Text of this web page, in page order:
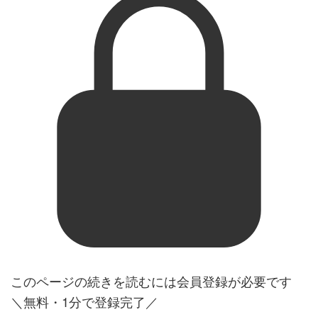
このページの続きを読むには会員登録が必要です
＼無料・1分で登録完了／